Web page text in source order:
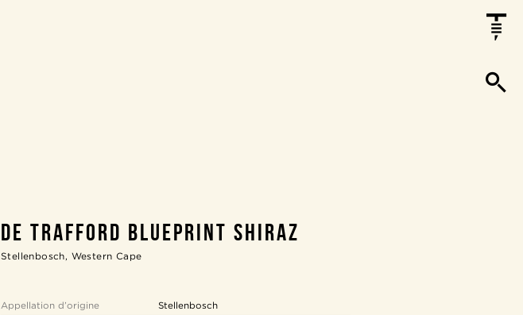
DE TRAFFORD BLUEPRINT SHIRAZ
Stellenbosch, Western Cape
Appellation d’origine
Stellenbosch